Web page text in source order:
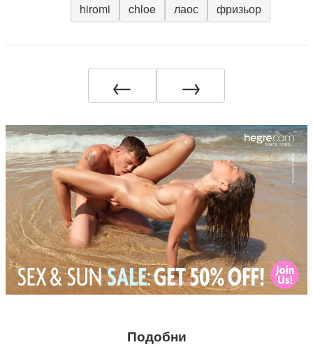
hiromi
chloe лаос фризьор
← →
Подобни